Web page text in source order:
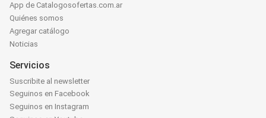
App de Catalogosofertas.com.ar
Quiénes somos
Agregar catálogo
Noticias
Servicios
Suscribite al newsletter
Seguinos en Facebook
Seguinos en Instagram